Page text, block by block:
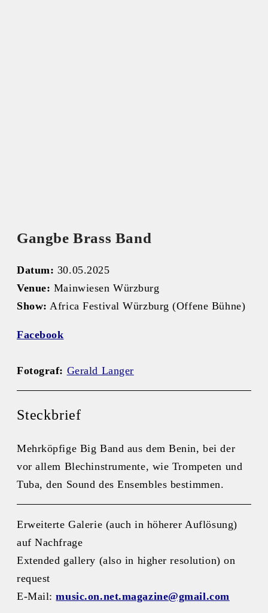
Gangbe Brass Band
Datum: 30.05.2025
Venue: Mainwiesen Würzburg
Show: Africa Festival Würzburg (Offene Bühne)
Facebook
Fotograf: Gerald Langer
Steckbrief
Mehrköpfige Big Band aus dem Benin, bei der
vor allem Blechinstrumente, wie Trompeten und
Tuba, den Sound des Ensembles bestimmen.
Erweiterte Galerie (auch in höherer Auflösung)
auf Nachfrage
Extended gallery (also in higher resolution) on
request
E-Mail:music.on.net.magazine@gmail.com